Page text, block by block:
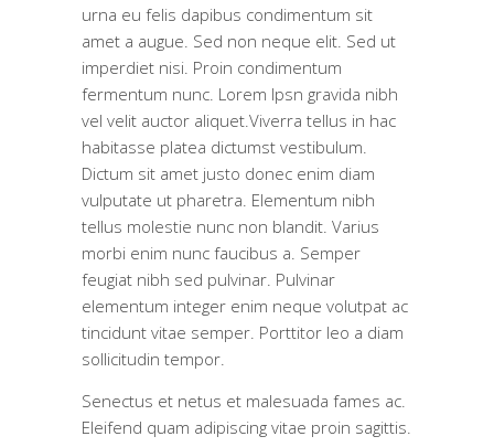
urna eu felis dapibus condimentum sit
amet a augue. Sed non neque elit. Sed ut
imperdiet nisi. Proin condimentum
fermentum nunc. Lorem Ipsn gravida nibh
vel velit auctor aliquet.Viverra tellus in hac
habitasse platea dictumst vestibulum.
Dictum sit amet justo donec enim diam
vulputate ut pharetra. Elementum nibh
tellus molestie nunc non blandit. Varius
morbi enim nunc faucibus a. Semper
feugiat nibh sed pulvinar. Pulvinar
elementum integer enim neque volutpat ac
tincidunt vitae semper. Porttitor leo a diam
sollicitudin tempor.
Senectus et netus et malesuada fames ac.
Eleifend quam adipiscing vitae proin sagittis.